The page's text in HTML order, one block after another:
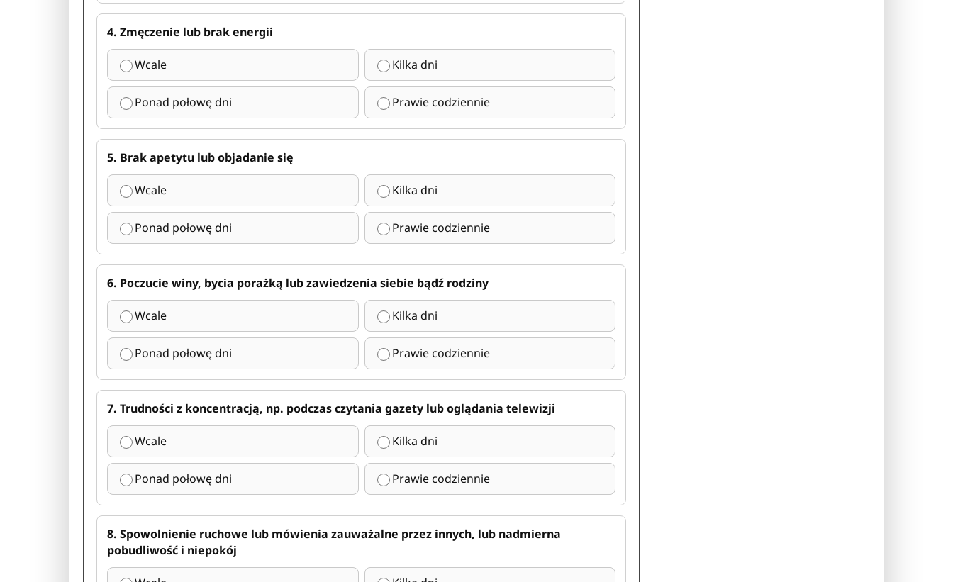
4. Zmęczenie lub brak energii
Wcale Kilka dni
Ponad połowę dni Prawie codziennie
5. Brak apetytu lub objadanie się
Wcale Kilka dni
Ponad połowę dni Prawie codziennie
6. Poczucie winy, bycia porażką lub zawiedzenia siebie bądź rodziny
Wcale Kilka dni
Ponad połowę dni Prawie codziennie
7. Trudności z koncentracją, np. podczas czytania gazety lub oglądania telewizji
Wcale Kilka dni
Ponad połowę dni Prawie codziennie
8. Spowolnienie ruchowe lub mówienia zauważalne przez innych, lub nadmierna
pobudliwość i niepokój